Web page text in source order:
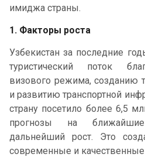
имиджа страны.
1. Факторы роста
Узбекистан за последние
туристический поток
визового режима, созданию
и развитию транспортной
страну посетило более 6,5
прогнозы на
дальнейший рост. Это
современные и качественные